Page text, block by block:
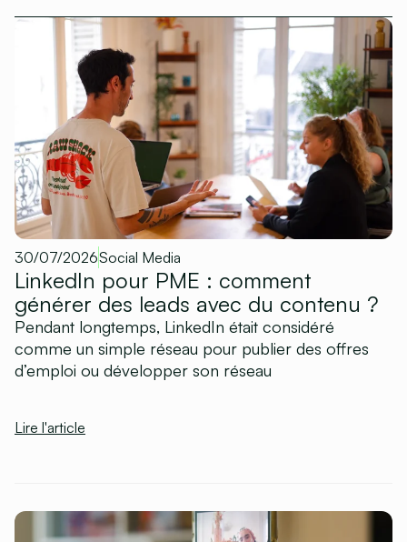
30/07/2026Social Media
LinkedIn pour PME : comment
générer des leads avec du contenu ?
Pendant longtemps, LinkedIn était considéré
comme un simple réseau pour publier des offres
d’emploi ou développer son réseau
Lire l'article